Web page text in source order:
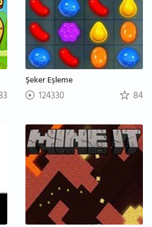
Şeker Eşleme
124330 84